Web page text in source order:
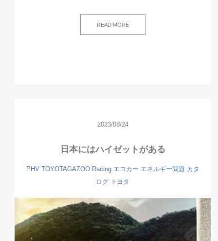
READ MORE
2023/08/24
日本にはハイゼットがある
PHV TOYOTAGAZOO Racing エコカー エネルギー問題 カタ
ログ トヨタ